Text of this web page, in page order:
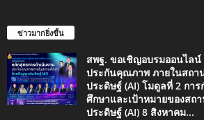
ข่าวมากยิ่งขึ้น
สพฐ. ขอเชิญอบรมออนไล
ประกันคุณภาพ ภายในสถ
ประดิษฐ์ (AI) โมดูลที่ 2 กา
ศึกษาและเป้าหมายของสถ
ประดิษฐ์ (AI) 8 สิงหาคม...